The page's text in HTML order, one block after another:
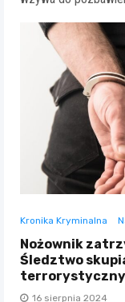
Kronika Kryminalna
Nożownik
Śledztwo
16 sierpnia 2024